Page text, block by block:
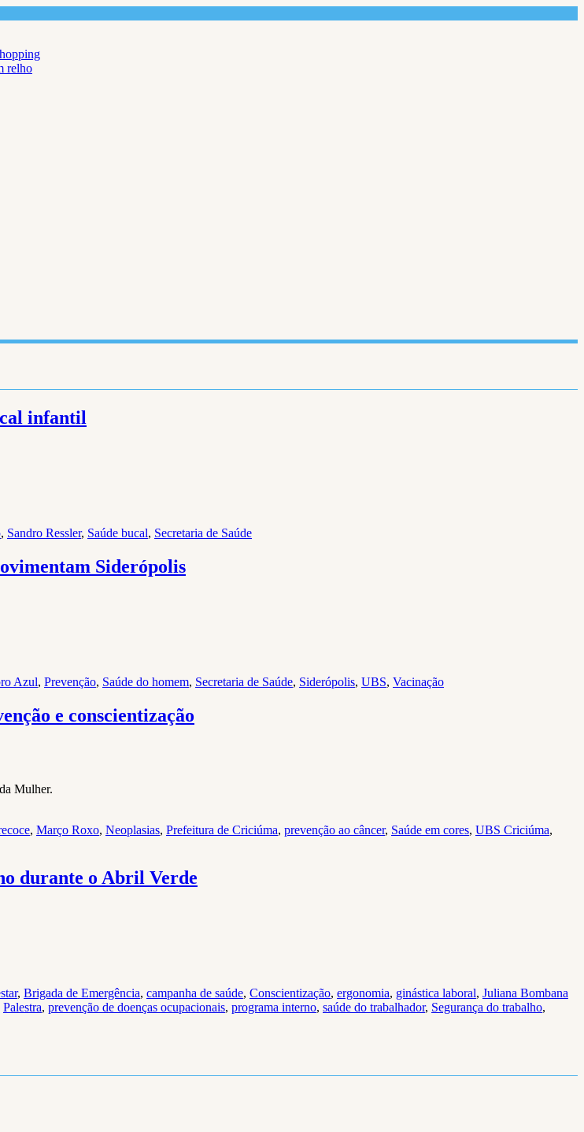
relho
infantil
, Sandro Ressler, Saúde bucal, Secretaria de Saúde
Siderópolis
Azul, Prevenção, Saúde do homem, Secretaria de Saúde, Siderópolis, UBS, Vacinação
e conscientização
Mulher.
, Março Roxo, Neoplasias, Prefeitura de Criciúma, prevenção ao câncer, Saúde em cores, UBS Criciúma,
durante o Abril Verde
, Brigada de Emergência, campanha de saúde, Conscientização, ergonomia, ginástica laboral, Juliana Bombana
Palestra, prevenção de doenças ocupacionais, programa interno, saúde do trabalhador, Segurança do trabalho,